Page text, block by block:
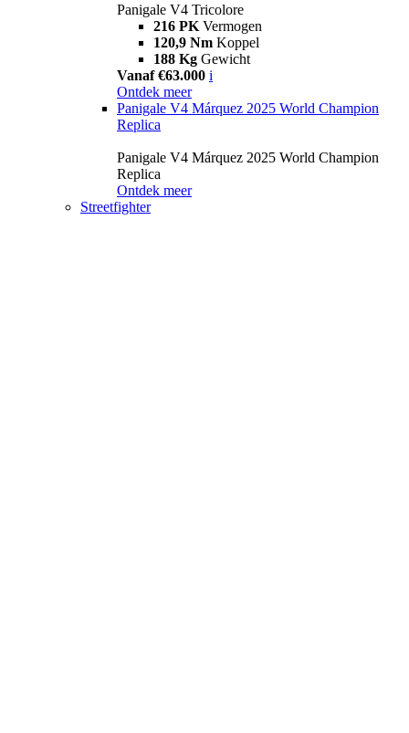
Panigale V4 Tricolore
216 PK Vermogen
120,9 Nm Koppel
188 Kg Gewicht
Vanaf €63.000 i
Ontdek meer
Panigale V4 Márquez 2025 World Champion
Replica
Panigale V4 Márquez 2025 World Champion
Replica
Ontdek meer
Streetfighter